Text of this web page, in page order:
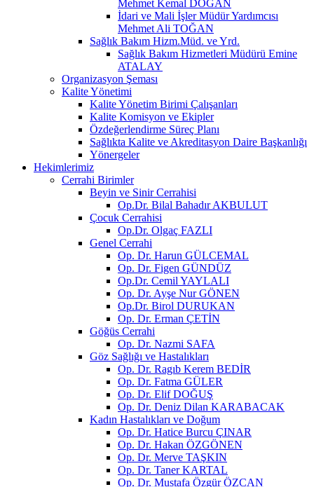
Mehmet Kemal DOĞAN
İdari ve Mali İşler Müdür Yardımcısı
Mehmet Ali TOĞAN
Sağlık Bakım Hizm.Müd. ve Yrd.
Sağlık Bakım Hizmetleri Müdürü Emine
ATALAY
Organizasyon Şeması
Kalite Yönetimi
Kalite Yönetim Birimi Çalışanları
Kalite Komisyon ve Ekipler
Özdeğerlendirme Süreç Planı
Sağlıkta Kalite ve Akreditasyon Daire Başkanlığı
Yönergeler
Hekimlerimiz
Cerrahi Birimler
Beyin ve Sinir Cerrahisi
Op.Dr. Bilal Bahadır AKBULUT
Çocuk Cerrahisi
Op.Dr. Olgaç FAZLI
Genel Cerrahi
Op. Dr. Harun GÜLCEMAL
Op. Dr. Figen GÜNDÜZ
Op.Dr. Cemil YAYLALI
Op. Dr. Ayşe Nur GÖNEN
Op.Dr. Birol DURUKAN
Op. Dr. Erman ÇETİN
Göğüs Cerrahi
Op. Dr. Nazmi SAFA
Göz Sağlığı ve Hastalıkları
Op. Dr. Ragıb Kerem BEDİR
Op. Dr. Fatma GÜLER
Op. Dr. Elif DOĞUŞ
Op. Dr. Deniz Dilan KARABACAK
Kadın Hastalıkları ve Doğum
Op. Dr. Hatice Burcu ÇINAR
Op. Dr. Hakan ÖZGÖNEN
Op. Dr. Merve TAŞKIN
Op. Dr. Taner KARTAL
Op. Dr. Mustafa Özgür ÖZCAN